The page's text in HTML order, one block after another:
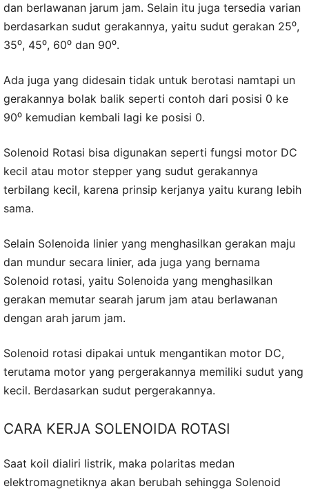
dan berlawanan jarum jam. Selain itu juga tersedia varian
berdasarkan sudut gerakannya, yaitu sudut gerakan 25⁰,
35⁰, 45⁰, 60⁰ dan 90⁰.
Ada juga yang didesain tidak untuk berotasi namtapi un
gerakannya bolak balik seperti contoh dari posisi 0 ke
90⁰ kemudian kembali lagi ke posisi 0.
Solenoid Rotasi bisa digunakan seperti fungsi motor DC
kecil atau motor stepper yang sudut gerakannya
terbilang kecil, karena prinsip kerjanya yaitu kurang lebih
sama.
Selain Solenoida linier yang menghasilkan gerakan maju
dan mundur secara linier, ada juga yang bernama
Solenoid rotasi, yaitu Solenoida yang menghasilkan
gerakan memutar searah jarum jam atau berlawanan
dengan arah jarum jam.
Solenoid rotasi dipakai untuk mengantikan motor DC,
terutama motor yang pergerakannya memiliki sudut yang
kecil. Berdasarkan sudut pergerakannya.
CARA KERJA SOLENOIDA ROTASI
Saat koil dialiri listrik, maka polaritas medan
elektromagnetiknya akan berubah sehingga Solenoid